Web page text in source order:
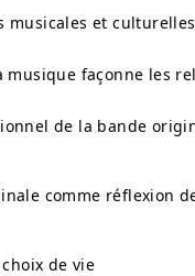
musicales et culturelles
musique façonne les
de la bande
comme réflexion
de vie